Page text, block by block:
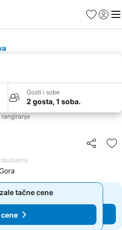
FavoritiPrijavi
Gosti i sobe
2 gosta, 1 soba.
Deli
tačne cene
cene
tačne cene